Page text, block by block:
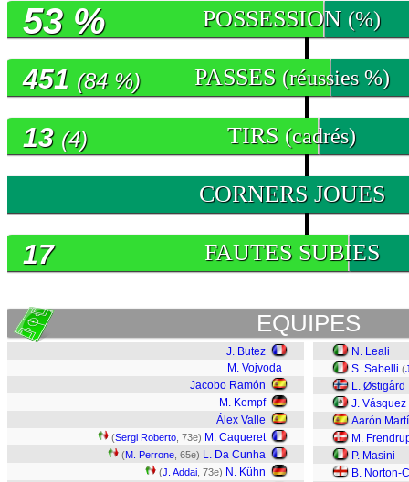
POSSESSION (%)
53 %
PASSES (réussies %)
451 (84 %)
TIRS (cadrés)
13 (4)
CORNERS JOUES
FAUTES SUBIES
17
EQUIPES
J. Butez
M. Vojvoda
Jacobo Ramón
M. Kempf
Álex Valle
(Sergi Roberto , 73e) M. Caqueret
(M. Perrone , 65e) L. Da Cunha
(J. Addai , 73e) N. Kühn
N. Leali
S. Sabelli (
L. Østigård
J. Vásquez
Aarón
M.
P. Masini
B. Norton-